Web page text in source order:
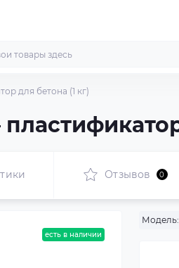
для бетона (1 кг)
Отзывов 0
есть в наличии
Модель: